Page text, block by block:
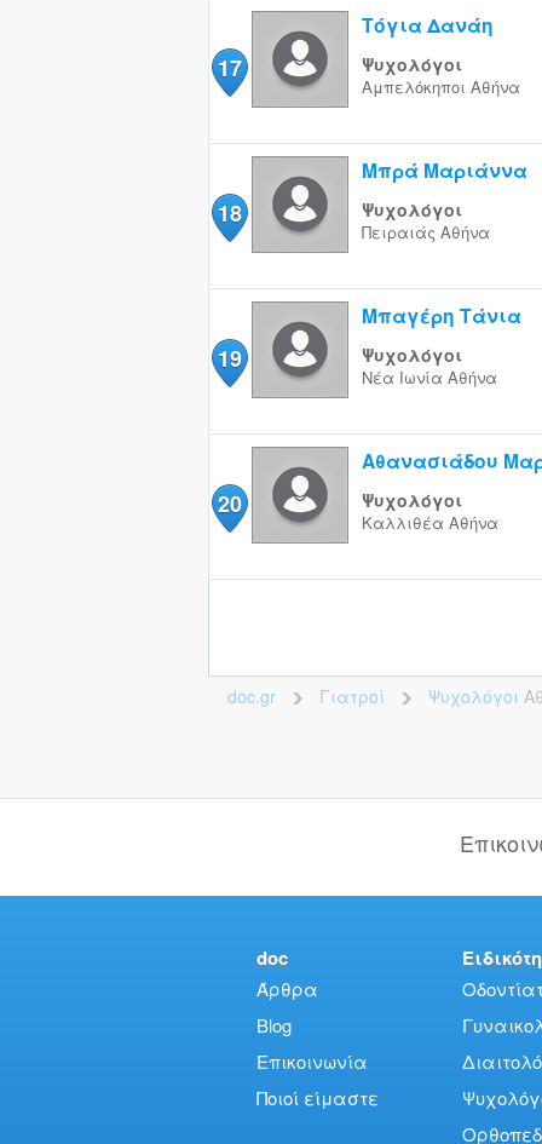
17
Τόγια Δανάη
Ψυχολόγοι
Αμπελόκηποι Αθήνα
18
Μπρά Μαριάννα
Ψυχολόγοι
Πειραιάς Αθήνα
19
Μπαγέρη Τάνια
Ψυχολόγοι
Νέα Ιωνία Αθήνα
20
Αθανασιάδου
Ψυχολόγοι
Καλλιθέα Αθήνα
doc.gr >Γιατροί >
Ψυχολόγοι
doc
Άρθρα
Blog
Επικοινωνία
Ποιοί είμαστε